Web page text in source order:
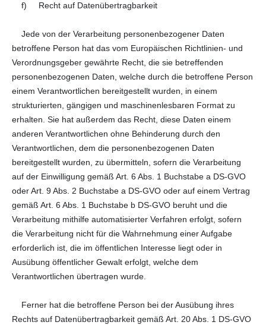
f) Recht auf Datenübertragbarkeit
Jede von der Verarbeitung personenbezogener Daten
betroffene Person hat das vom Europäischen Richtlinien- und
Verordnungsgeber gewährte Recht, die sie betreffenden
personenbezogenen Daten, welche durch die betroffene Person
einem Verantwortlichen bereitgestellt wurden, in einem
strukturierten, gängigen und maschinenlesbaren Format zu
erhalten. Sie hat außerdem das Recht, diese Daten einem
anderen Verantwortlichen ohne Behinderung durch den
Verantwortlichen, dem die personenbezogenen Daten
bereitgestellt wurden, zu übermitteln, sofern die Verarbeitung
auf der Einwilligung gemäß Art. 6 Abs. 1 Buchstabe a DS-GVO
oder Art. 9 Abs. 2 Buchstabe a DS-GVO oder auf einem Vertrag
gemäß Art. 6 Abs. 1 Buchstabe b DS-GVO beruht und die
Verarbeitung mithilfe automatisierter Verfahren erfolgt, sofern
die Verarbeitung nicht für die Wahrnehmung einer Aufgabe
erforderlich ist, die im öffentlichen Interesse liegt oder in
Ausübung öffentlicher Gewalt erfolgt, welche dem
Verantwortlichen übertragen wurde.
Ferner hat die betroffene Person bei der Ausübung ihres
Rechts auf Datenübertragbarkeit gemäß Art. 20 Abs. 1 DS-GVO